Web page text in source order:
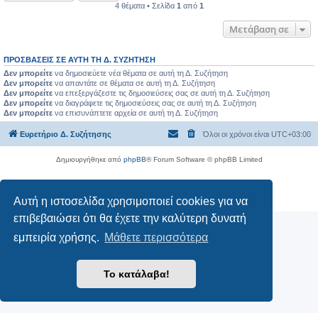
Αυτή η ιστοσελίδα χρησιμοποιεί cookies για να
επιβεβαιώσει ότι θα έχετε την καλύτερη δυνατή
εμπειρία χρήσης. Μάθετε περισσότερα
Το κατάλαβα!
4 θέματα • Σελίδα 1 από 1
Μετάβαση σε
ΠΡΟΣΒΆΣΕΙΣ ΣΕ ΑΥΤΉ ΤΗ Δ. ΣΥΖΉΤΗΣΗ
Δεν μπορείτε να δημοσιεύετε νέα θέματα σε αυτή τη Δ. Συζήτηση
Δεν μπορείτε να απαντάτε σε θέματα σε αυτή τη Δ. Συζήτηση
Δεν μπορείτε να επεξεργάζεστε τις δημοσιεύσεις σας σε αυτή τη Δ. Συζήτηση
Δεν μπορείτε να διαγράφετε τις δημοσιεύσεις σας σε αυτή τη Δ. Συζήτηση
Δεν μπορείτε να επισυνάπτετε αρχεία σε αυτή τη Δ. Συζήτηση
Ευρετήριο Δ. Συζήτησης Όλοι οι χρόνοι είναι UTC+03:00
Δημιουργήθηκε από phpBB® Forum Software © phpBB Limited
Απόρρητο|Όροι